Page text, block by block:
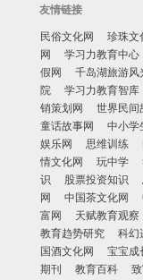
友情链接
民俗文化网
珍珠文
网
学习力教育中心
假网
千岛湖旅游风
院
学习力教育智库
销策划网
世界民间
童话故事网
中小学
娱乐网
思维训练
情文化网
玩中学
识
股票投资知识
网
中国茶文化网
富网
天赋教育观察
教育趋势研究
科幻
国酒文化网
宝宝成
期刊
教育百科